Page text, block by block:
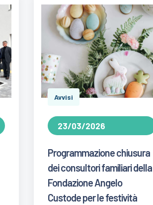
Avvisi
23/03/2026
Programmazione chiusura
dei consultori familiari della
Fondazione Angelo
Custode per le festività